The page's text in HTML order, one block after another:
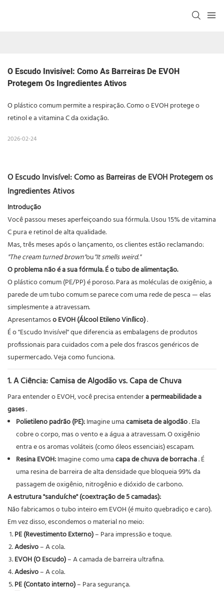
O Escudo Invisível: Como As Barreiras De EVOH
Protegem Os Ingredientes Ativos
O plástico comum permite a respiração. Como o EVOH protege o
retinol e a vitamina C da oxidação.
2026-02-24
O Escudo Invisível: Como as Barreiras de EVOH Protegem os
Ingredientes Ativos
Introdução
Você passou meses aperfeiçoando sua fórmula. Usou 15% de vitamina
C pura e retinol de alta qualidade.
Mas, três meses após o lançamento, os clientes estão reclamando:
"The cream turned brown"ou"It smells weird."
O problema não é a sua fórmula. É o tubo de alimentação.
O plástico comum (PE/PP) é poroso. Para as moléculas de oxigênio, a
parede de um tubo comum se parece com uma rede de pesca — elas
simplesmente a atravessam.
Apresentamoso EVOH (Álcool Etileno Vinílico).
É o "Escudo Invisível" que diferencia as embalagens de produtos
profissionais para cuidados com a pele dos frascos genéricos de
supermercado. Veja como funciona.
1. A Ciência: Camisa de Algodão vs. Capa de Chuva
Para entender o EVOH, você precisa entendera permeabilidade a
gases.
Polietileno padrão (PE):Imagine umacamiseta de algodão. Ela
cobre o corpo, mas o vento e a água a atravessam. O oxigênio
entra e os aromas voláteis (como óleos essenciais) escapam.
Resina EVOH:Imagine como umacapa de chuva de borracha. É
uma resina de barreira de alta densidade que bloqueia 99% da
passagem de oxigênio, nitrogênio e dióxido de carbono.
A estrutura "sanduíche" (coextração de 5 camadas):
Não fabricamos o tubo inteiro em EVOH (é muito quebradiço e caro).
Em vez disso, escondemos o material no meio:
PE (Revestimento Externo)– Para impressão e toque.
Adesivo– A cola.
EVOH (O Escudo)– A camada de barreira ultrafina.
Adesivo– A cola.
PE (Contato interno)– Para segurança.